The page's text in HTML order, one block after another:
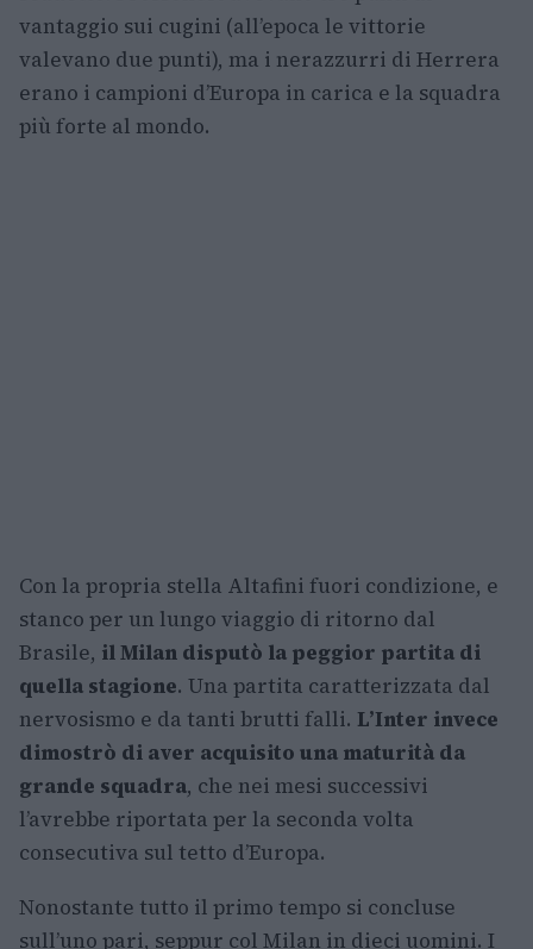
vantaggio sui cugini (all’epoca le vittorie
valevano due punti), ma i nerazzurri di Herrera
erano i campioni d’Europa in carica e la squadra
più forte al mondo.
Con la propria stella Altafini fuori condizione, e
stanco per un lungo viaggio di ritorno dal
Brasile, il Milan disputò la peggior partita di
quella stagione. Una partita caratterizzata dal
nervosismo e da tanti brutti falli. L’Inter invece
dimostrò di aver acquisito una maturità da
grande squadra, che nei mesi successivi
l’avrebbe riportata per la seconda volta
consecutiva sul tetto d’Europa.
Nonostante tutto il primo tempo si concluse
sull’uno pari, seppur col Milan in dieci uomini. I